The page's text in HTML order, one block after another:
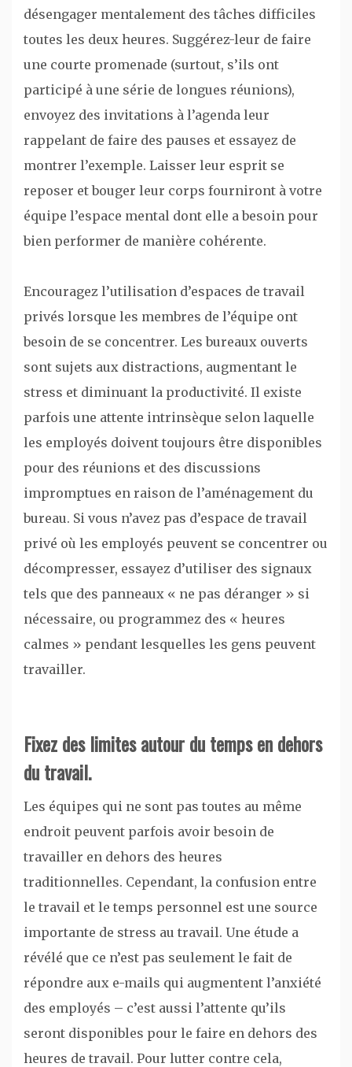
désengager mentalement des tâches difficiles
toutes les deux heures. Suggérez-leur de faire
une courte promenade (surtout, s’ils ont
participé à une série de longues réunions),
envoyez des invitations à l’agenda leur
rappelant de faire des pauses et essayez de
montrer l’exemple. Laisser leur esprit se
reposer et bouger leur corps fourniront à votre
équipe l’espace mental dont elle a besoin pour
bien performer de manière cohérente.
Encouragez l’utilisation d’espaces de travail
privés lorsque les membres de l’équipe ont
besoin de se concentrer. Les bureaux ouverts
sont sujets aux distractions, augmentant le
stress et diminuant la productivité. Il existe
parfois une attente intrinsèque selon laquelle
les employés doivent toujours être disponibles
pour des réunions et des discussions
impromptues en raison de l’aménagement du
bureau. Si vous n’avez pas d’espace de travail
privé où les employés peuvent se concentrer ou
décompresser, essayez d’utiliser des signaux
tels que des panneaux « ne pas déranger » si
nécessaire, ou programmez des « heures
calmes » pendant lesquelles les gens peuvent
travailler.
Fixez des limites autour du temps en dehors
du travail.
Les équipes qui ne sont pas toutes au même
endroit peuvent parfois avoir besoin de
travailler en dehors des heures
traditionnelles. Cependant, la confusion entre
le travail et le temps personnel est une source
importante de stress au travail. Une étude a
révélé que ce n’est pas seulement le fait de
répondre aux e-mails qui augmentent l’anxiété
des employés – c’est aussi l’attente qu’ils
seront disponibles pour le faire en dehors des
heures de travail. Pour lutter contre cela,